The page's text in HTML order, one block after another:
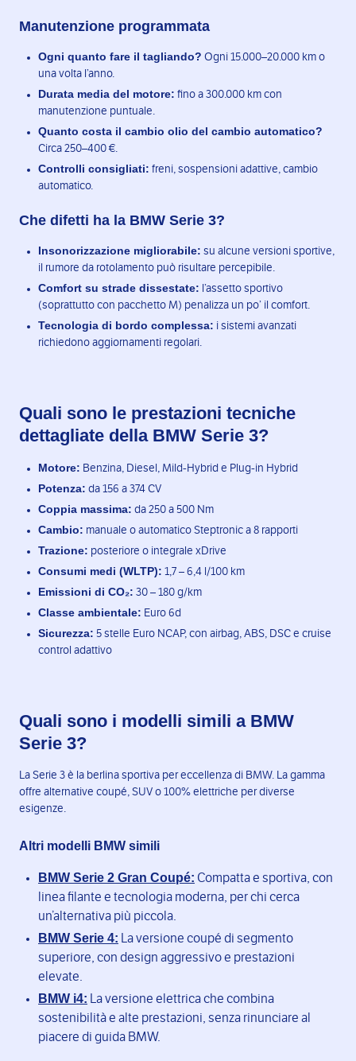
Manutenzione programmata
Ogni quanto fare il tagliando? Ogni 15.000–20.000 km o
una volta l’anno.
Durata media del motore: fino a 300.000 km con
manutenzione puntuale.
Quanto costa il cambio olio del cambio automatico?
Circa 250–400 €.
Controlli consigliati: freni, sospensioni adattive, cambio
automatico.
Che difetti ha la BMW Serie 3?
Insonorizzazione migliorabile: su alcune versioni sportive,
il rumore da rotolamento può risultare percepibile.
Comfort su strade dissestate: l’assetto sportivo
(soprattutto con pacchetto M) penalizza un po’ il comfort.
Tecnologia di bordo complessa: i sistemi avanzati
richiedono aggiornamenti regolari.
Quali sono le prestazioni tecniche
dettagliate della BMW Serie 3?
Motore: Benzina, Diesel, Mild-Hybrid e Plug-in Hybrid
Potenza: da 156 a 374 CV
Coppia massima: da 250 a 500 Nm
Cambio: manuale o automatico Steptronic a 8 rapporti
Trazione: posteriore o integrale xDrive
Consumi medi (WLTP): 1,7 – 6,4 l/100 km
Emissioni di CO₂: 30 – 180 g/km
Classe ambientale: Euro 6d
Sicurezza: 5 stelle Euro NCAP, con airbag, ABS, DSC e cruise
control adattivo
Quali sono i modelli simili a BMW
Serie 3?
La Serie 3 è la berlina sportiva per eccellenza di BMW. La gamma
offre alternative coupé, SUV o 100% elettriche per diverse
esigenze.
Altri modelli BMW simili
BMW Serie 2 Gran Coupé: Compatta e sportiva, con
linea filante e tecnologia moderna, per chi cerca
un’alternativa più piccola.
BMW Serie 4: La versione coupé di segmento
superiore, con design aggressivo e prestazioni
elevate.
BMW i4: La versione elettrica che combina
sostenibilità e alte prestazioni, senza rinunciare al
piacere di guida BMW.